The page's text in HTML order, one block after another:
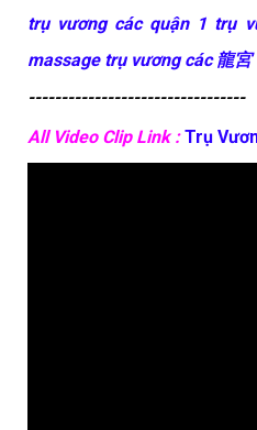
trụ vương các quận 1 trụ
massage trụ vương các 龍宮
---------------------------------
All Video Clip Link :Trụ